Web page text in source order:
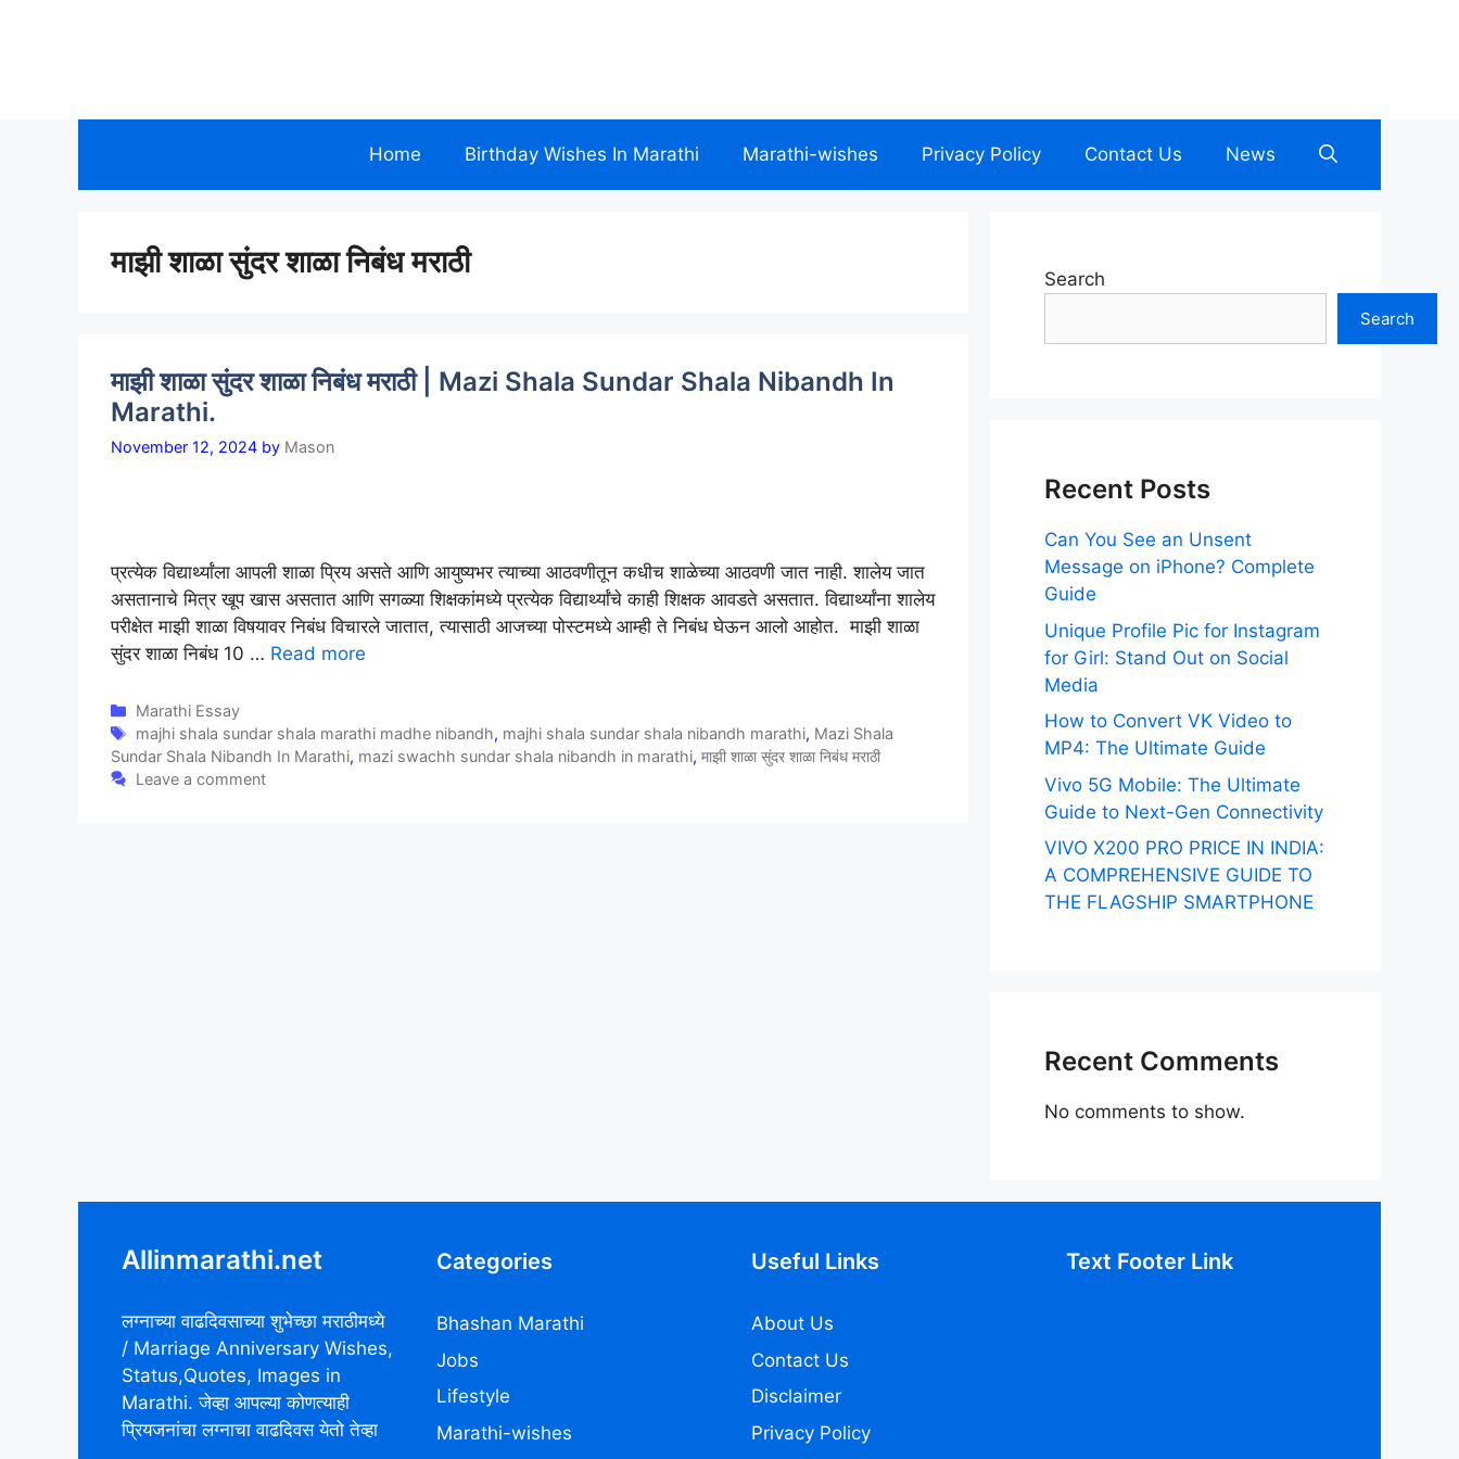
Home Birthday Wishes In Marathi Marathi-wishes Privacy Policy Contact Us News
माझी शाळा सुंदर शाळा निबंध मराठी
माझी शाळा सुंदर शाळा निबंध मराठी | Mazi Shala Sundar Shala Nibandh In
Marathi.
November 12, 2024 by Mason
प्रत्येक विद्यार्थ्यांला आपली शाळा प्रिय असते आणि आयुष्यभर त्याच्या आठवणीतून कधीच शाळेच्या आठवणी जात नाही. शालेय जात
असतानाचे मित्र खूप खास असतात आणि सगळ्या शिक्षकांमध्ये प्रत्येक विद्यार्थ्यांचे काही शिक्षक आवडते असतात. विद्यार्थ्यांना शालेय
परीक्षेत माझी शाळा विषयावर निबंध विचारले जातात, त्यासाठी आजच्या पोस्टमध्ये आम्ही ते निबंध घेऊन आलो आहोत. माझी शाळा
सुंदर शाळा निबंध 10 … Read more
Categories
Marathi Essay
Tags
majhi shala sundar shala marathi madhe nibandh, majhi shala sundar shala nibandh marathi, Mazi Shala
Sundar Shala Nibandh In Marathi, mazi swachh sundar shala nibandh in marathi, माझी शाळा सुंदर शाळा निबंध मराठी
Leave a comment
Search
Search
Recent Posts
Can You See an Unsent
Message on iPhone? Complete
Guide
Unique Profile Pic for Instagram
for Girl: Stand Out on Social
Media
How to Convert VK Video to
MP4: The Ultimate Guide
Vivo 5G Mobile: The Ultimate
Guide to Next-Gen Connectivity
VIVO X200 PRO PRICE IN INDIA:
A COMPREHENSIVE GUIDE TO
THE FLAGSHIP SMARTPHONE
Recent Comments
No comments to show.
Allinmarathi.net
लग्नाच्या वाढदिवसाच्या शुभेच्छा मराठीमध्ये
/ Marriage Anniversary Wishes,
Status,Quotes, Images in
Marathi. जेव्हा आपल्या कोणत्याही
प्रियजनांचा लग्नाचा वाढदिवस येतो तेव्हा
Categories
Bhashan Marathi
Jobs
Lifestyle
Marathi-wishes
Useful Links
About Us
Contact Us
Disclaimer
Privacy Policy
Text Footer Link